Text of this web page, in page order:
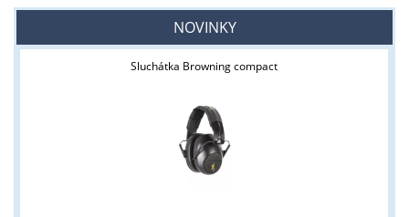
NOVINKY
Sluchátka Browning compact